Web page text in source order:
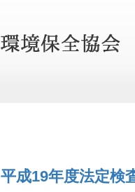
平成19年度法定検